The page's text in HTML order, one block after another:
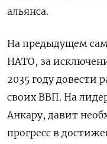
‌альянса.
На предыдущем
НАТО, за
2035 году довести
своих ВВП. На
Анкару, давит
прогресс в